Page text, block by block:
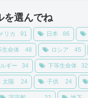
を選んでね
リカ 91 日本 86
生命体 48 ロシア 45
ギー 34 下等生命体 32
太陽 24 子供 24